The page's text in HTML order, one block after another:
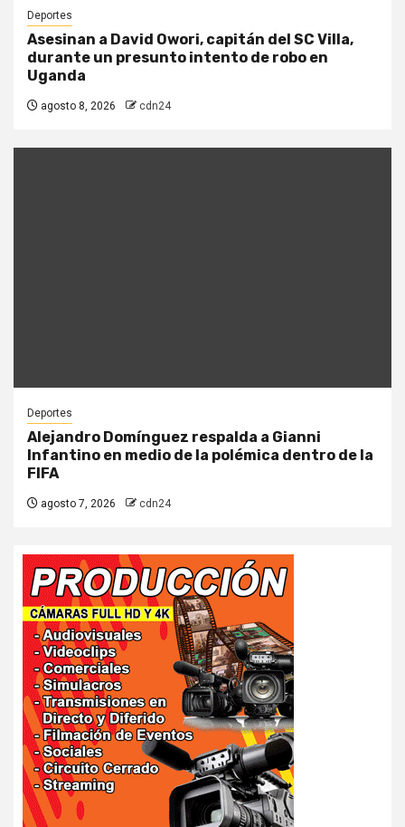
Deportes
Asesinan a David Owori, capitán del SC Villa,
durante un presunto intento de robo en
Uganda
agosto 8, 2026 cdn24
Deportes
Alejandro Domínguez respalda a Gianni
Infantino en medio de la polémica dentro de la
FIFA
agosto 7, 2026 cdn24